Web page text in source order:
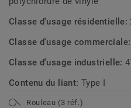
Classe d'usage résidentielle:
Classe d'usage commerciale:
Classe d'usage industrielle:
Contenu du liant: Type I
Rouleau (3 réf.)